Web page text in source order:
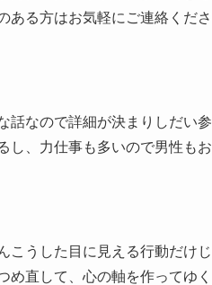
ある方はお気軽にご連絡くださ
話なので詳細が決まりしだい参
し、力仕事も多いので男性もお
こうした目に見える行動だけじ
め直して、心の軸を作ってゆく